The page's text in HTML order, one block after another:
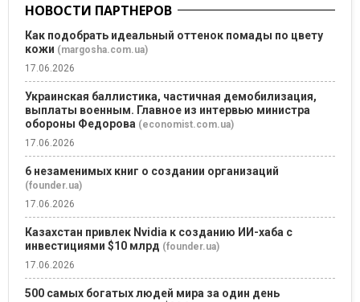
НОВОСТИ ПАРТНЕРОВ
Как подобрать идеальный оттенок помады по цвету
кожи (margosha.com.ua)
17.06.2026
Украинская баллистика, частичная демобилизация,
выплаты военным. Главное из интервью министра
обороны Федорова (economist.com.ua)
17.06.2026
6 незаменимых книг о создании организаций
(founder.ua)
17.06.2026
Казахстан привлек Nvidia к созданию ИИ-хаба с
инвестициями $10 млрд (founder.ua)
17.06.2026
500 самых богатых людей мира за один день